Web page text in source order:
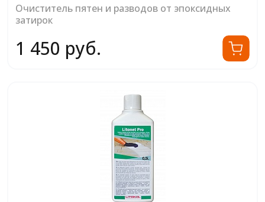
Очиститель пятен и разводов от эпоксидных
затирок
1 450 руб.